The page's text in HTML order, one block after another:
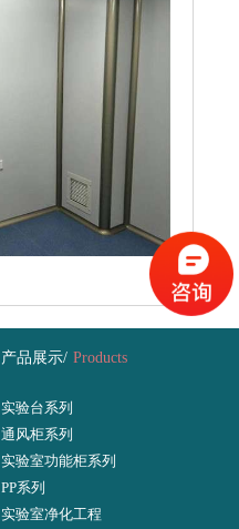
产品展示/ Products
实验台系列
通风柜系列
实验室功能柜系列
PP系列
实验室净化工程